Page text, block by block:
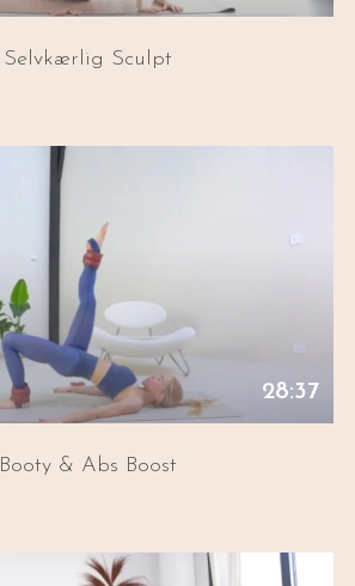
Selvkærlig Sculpt
28:37
Booty & Abs Boost